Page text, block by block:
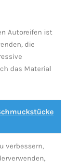
Autoreifen ​ist
die
das ⁤Material
verbessern,‍